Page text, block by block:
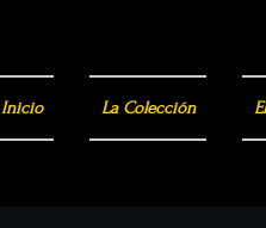
Inicio La Colección